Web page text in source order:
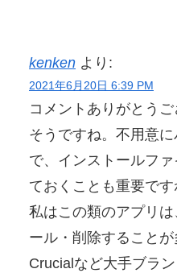
kenken より:
2021年6月20日 6:39 PM
コメントありがとうご
そうですね。不用意
で、インストールフ
ておくことも重要です
私はこの類のアプリ
ール・削除すること
Crucialなど大手ブラ